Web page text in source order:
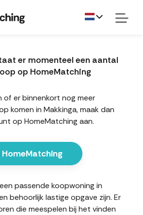
er momenteel een aantal
op HomeMatching
of er binnenkort nog meer
komen in Makkinga, maak dan
op HomeMatching aan.
HomeMatching
passende koopwoning in
behoorlijk lastige opgave zijn. Er
die meespelen bij het vinden